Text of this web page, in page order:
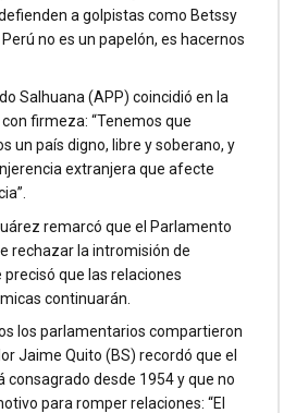
a golpistas como Betssy
no es un papelón, es hacernos
Salhuana (APP) coincidió en la
firmeza: “Tenemos que
un país digno, libre y soberano, y
extranjera que afecte
remarcó que el Parlamento
rechazar la intromisión de
precisó que las relaciones
continuarán.
los parlamentarios compartieron
Jaime Quito (BS) recordó que el
consagrado desde 1954 y que no
para romper relaciones: “El